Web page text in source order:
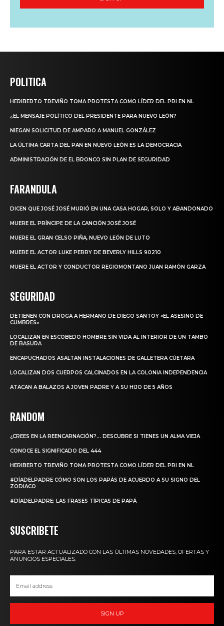
POLITICA
HERIBERTO TREVIÑO TOMA PROTESTA COMO LÍDER DEL PRI EN NL
¿EL MENSAJE POLÍTICO DEL PRESIDENTE PARA NUEVO LEÓN?
NIEGAN SOLICITUD DE AMPARO A MANUEL GONZÁLEZ
LA ÚLTIMA CARTA DEL PAN EN NUEVO LEÓN ES LA DEMOCRACIA
ADMINISTRACIÓN DE EL BRONCO SIN PLAN DE SEGURIDAD
FARANDULA
DICEN QUE JOSÉ JOSÉ MURIÓ EN UNA CASA HOGAR, SOLO Y ABANDONADO
MUERE EL PRÍNCIPE DE LA CANCIÓN JOSÉ JOSÉ
MUERE EL GRAN CELSO PIÑA, NUEVO LEÓN DE LUTO
MUERE EL ACTOR LUKE PERRY DE BEVERLY HILLS 90210
MUERE EL ACTOR Y CONDUCTOR REGIOMONTANO JUAN RAMÓN GARZA
SEGURIDAD
DETIENEN CON DROGA A HERMANO DE DIEGO SANTOY «EL ASESINO DE
CUMBRES»
LOCALIZAN EN ESCOBEDO HOMBRE SIN VIDA AL INTERIOR DE UN TAMBO
DE BASURA
ENCAPUCHADOS ASALTAN INSTALACIONES DE GALLETERA CÚETARA
LOCALIZAN DOS CUERPOS CALCINADOS EN LA COLONIA INDEPENDENCIA
ATACAN A BALAZOS A JOVEN PADRE Y A SU HIJO DE 5 AÑOS
RANDOM
¿CREES EN LA REENCARNACIÓN?… DESCUBRE SI TIENES UN ALMA VIEJA
CONOCE EL SIGNIFICADO DEL 444
HERIBERTO TREVIÑO TOMA PROTESTA COMO LÍDER DEL PRI EN NL
#DÍADELPADRE CÓMO SON LOS PAPÁS DE ACUERDO A SU SIGNO DEL
ZODIACO
#DÍADELPADRE: LAS FRASES TÍPICAS DE PAPÁ
SUSCRIBETE
PARA ESTAR ACTUALIZADO CON LAS ÚLTIMAS NOVEDADES, OFERTAS Y
ANUNCIOS ESPECIALES.
SIGN UP